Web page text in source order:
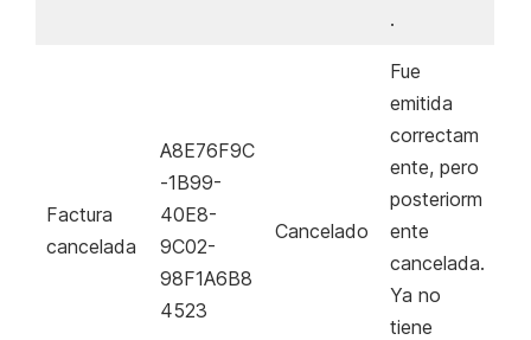
.
Factura
cancelada
A8E76F9C
-1B99-
40E8-
9C02-
98F1A6B8
4523
Cancelado
Fue
emitida
correctam
ente, pero
posteriorm
ente
cancelada.
Ya no
tiene